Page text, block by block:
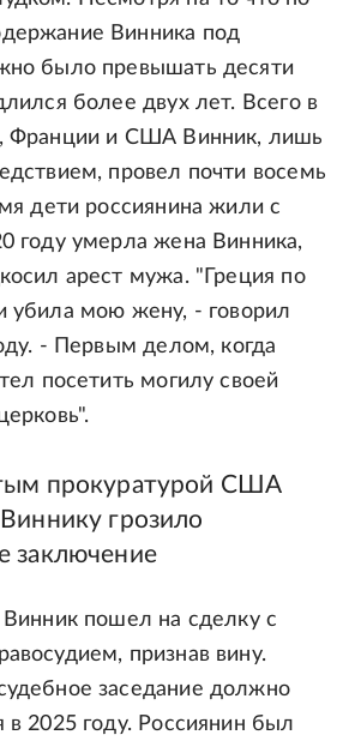
Винника под
было превышать десяти
более двух лет. Всего в
Франции и США Винник, лишь
провел почти восемь
дети россиянина жили с
году умерла жена Винника,
арест мужа. "Греция по
убила мою жену, - говорил
- Первым делом, когда
посетить могилу своей
прокуратурой США
грозило
заключение
пошел на сделку с
признав вину.
заседание должно
в 2025 году. Россиянин был